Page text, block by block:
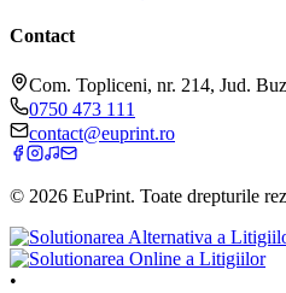
Contact
Com. Topliceni, nr. 214, Jud.
0750 473 111
contact@euprint.ro
© 2026 EuPrint. Toate drepturile
•